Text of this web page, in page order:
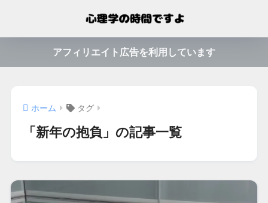
アフィリエイト広告を利用しています
ホーム タグ
「新年の抱負」の記事一覧